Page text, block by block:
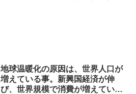
地球温暖化の原因は、世界人口が
増えている事。新興国経済が伸
び、世界規模で消費が増えている